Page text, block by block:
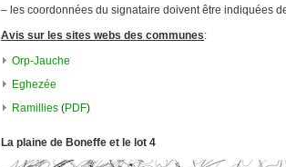
– les coordonnées du signataire doivent être indiquées
Avis sur les sites webs des communes:
Orp-Jauche
Eghezée
Ramillies (PDF)
La plaine de Boneffe et le lot 4